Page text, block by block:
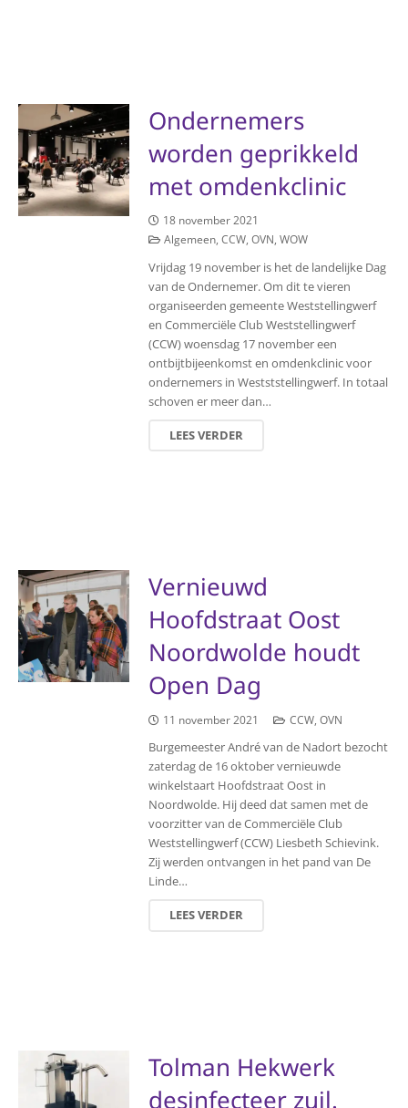
Ondernemers
worden geprikkeld
met omdenkclinic
18 november 2021
Algemeen,CCW,OVN,WOW
Vrijdag 19 november is het de landelijke Dag
van de Ondernemer. Om dit te vieren
organiseerden gemeente Weststellingwerf
en Commerciële Club Weststellingwerf
(CCW) woensdag 17 november een
ontbijtbijeenkomst en omdenkclinic voor
ondernemers in Westststellingwerf. In totaal
schoven er meer dan…
LEES VERDER
Vernieuwd
Hoofdstraat Oost
Noordwolde houdt
Open Dag
11 november 2021 CCW, OVN
Burgemeester André van de Nadort bezocht
zaterdag de 16 oktober vernieuwde
winkelstaart Hoofdstraat Oost in
Noordwolde. Hij deed dat samen met de
voorzitter van de Commerciële Club
Weststellingwerf (CCW) Liesbeth Schievink.
Zij werden ontvangen in het pand van De
Linde…
LEES VERDER
Tolman Hekwerk
desinfecteer zuil.